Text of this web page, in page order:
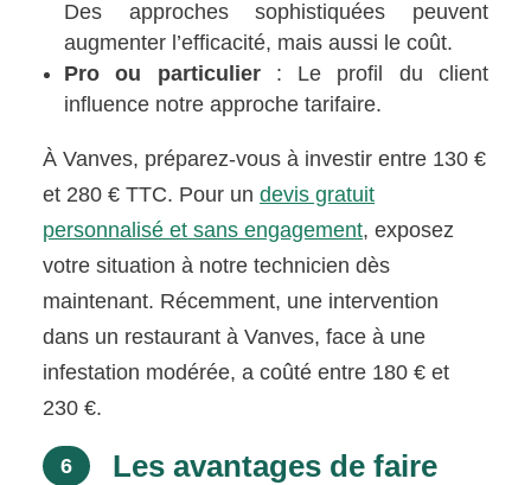
Des approches sophistiquées peuvent
augmenter l’efficacité, mais aussi le coût.
Pro ou particulier: Le profil du client
influence notre approche tarifaire.
À Vanves, préparez-vous à investir entre 130 €
et 280 € TTC. Pour undevis gratuit
personnalisé et sans engagement, exposez
votre situation à notre technicien dès
maintenant. Récemment, une intervention
dans un restaurant à Vanves, face à une
infestation modérée, a coûté entre 180 € et
230 €.
6
Les avantages de faire